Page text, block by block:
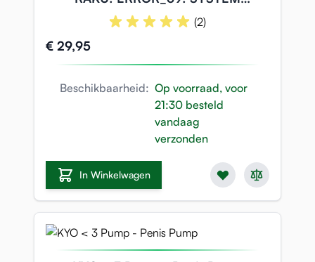
OVERRIDE (2)
€ 29,95
Beschikbaarheid: Op voorraad, voor
21:30 besteld
vandaag
verzonden
In Winkelwagen